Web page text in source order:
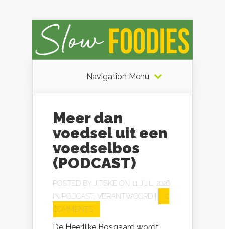
Navigation Menu
Meer dan
voedsel uit een
voedselbos
(PODCAST)
POSTED BY JITSKE ON 11 JUL, 2026
IN PODCAST, VERANTWOORD
0
COMMENTS